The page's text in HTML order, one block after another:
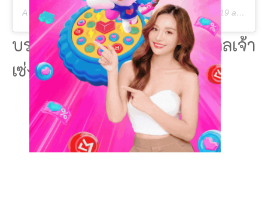
A post shared bySow Love(@sowzaa) onOct 4, 2019 at 7:03am PDT
บรรยากาศ พิธียกเสาโกเต็ง ศาลเจ้า
เซ่งกี่ต๋าน 聖祺壇 – เมืองพังงา